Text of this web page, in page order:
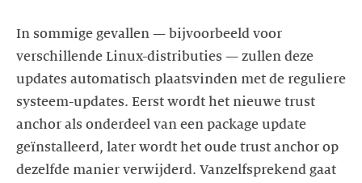
In sommige gevallen — bijvoorbeeld voor
verschillende Linux-distributies — zullen deze
updates automatisch plaatsvinden met de reguliere
systeem-updates. Eerst wordt het nieuwe trust
anchor als onderdeel van een package update
geïnstalleerd, later wordt het oude trust anchor op
dezelfde manier verwijderd. Vanzelfsprekend gaat